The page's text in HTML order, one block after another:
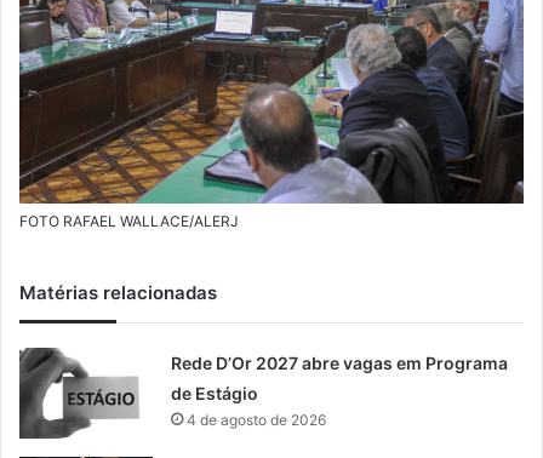
FOTO RAFAEL WALLACE/ALERJ
Matérias relacionadas
Rede D’Or 2027 abre vagas em Programa
de Estágio
4 de agosto de 2026